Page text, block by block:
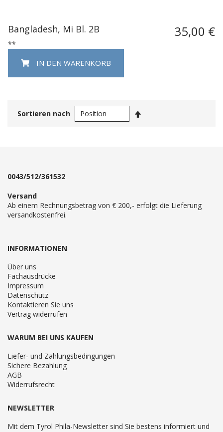
Bangladesh, Mi Bl. 2B 35,00 €
**
IN DEN WARENKORB
Sortieren nach
0043/512/361532
Versand
Ab einem Rechnungsbetrag von € 200,- erfolgt die Lieferung
versandkostenfrei.
INFORMATIONEN
Über uns
Fachausdrücke
Impressum
Datenschutz
Kontaktieren Sie uns
Vertrag widerrufen
WARUM BEI UNS KAUFEN
Liefer- und Zahlungsbedingungen
Sichere Bezahlung
AGB
Widerrufsrecht
NEWSLETTER
Mit dem Tyrol Phila-Newsletter sind Sie bestens informiert und